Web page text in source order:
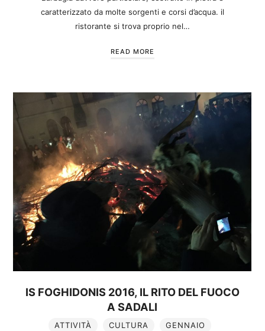
caratterizzato da molte sorgenti e corsi d’acqua. il
ristorante si trova proprio nel…
READ MORE
IS FOGHIDONIS 2016, IL RITO DEL FUOCO
A SADALI
ATTIVITÀ CULTURA
GENNAIO